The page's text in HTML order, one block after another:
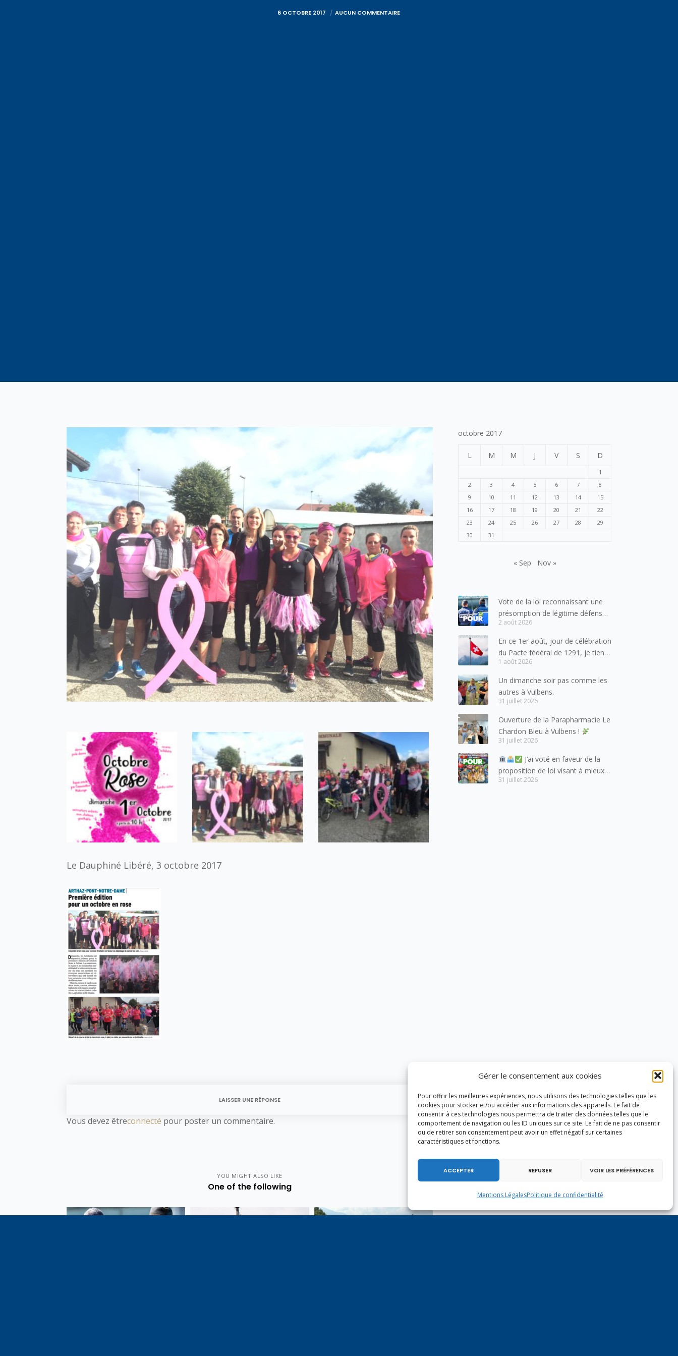
Gérer le consentement aux cookies
Pour offrir les meilleures expériences, nous utilisons des technologies telles que les
cookies pour stocker et/ou accéder aux informations des appareils. Le fait de
consentir à ces technologies nous permettra de traiter des données telles que le
comportement de navigation ou les ID uniques sur ce site. Le fait de ne pas consentir
ou de retirer son consentement peut avoir un effet négatif sur certaines
caractéristiques et fonctions.
ACCEPTER REFUSER VOIR LES PRÉFÉRENCES
Mentions LégalesPolitique de confidentialité
6 OCTOBRE 2017 AUCUN COMMENTAIRE
Le Dauphiné Libéré, 3 octobre 2017
LAISSER UNE RÉPONSE
Vous devez êtreconnecté pour poster un commentaire.
YOU MIGHT ALSO LIKE
One of the following
octobre 2017
L M M J V S D
1
2
3 4 5 6 7
8
9
10 11 12 13 14
15
16
17 18 19 20 21
22
23
24 25 26 27 28
29
30
31
« Sep Nov »
Vote de la loi reconnaissant une
présomption de légitime défense
pour les forces de l’ordre
2 août 2026
En ce 1er août, jour de célébration
du Pacte fédéral de 1291, je tiens
à adresser mes meilleures
salutations à nos voisins et amis
suisses, et plus particulièrement
aux habitants du bassin genevois
lesquels la Haute-Savoie
entretient des liens étroits et
quotidiens.
1 août 2026
Un dimanche soir pas comme les
autres à Vulbens.
31 juillet 2026
Ouverture de la Parapharmacie Le
Chardon Bleu à Vulbens !
31 juillet 2026
J’ai voté en faveur de la
proposition de loi visant à mieux
protéger les mineurs des risques
31 juillet 2026